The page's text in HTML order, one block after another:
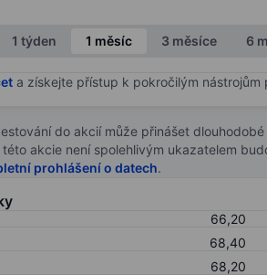
chart.
1 týden 1 měsíc 3 měsíce 6
a získejte přístup k pokročilým nástrojům
do akcií může přinášet
akcie není spolehlivým ukazatelem
prohlášení o datech.
66,20
68,40
68,20